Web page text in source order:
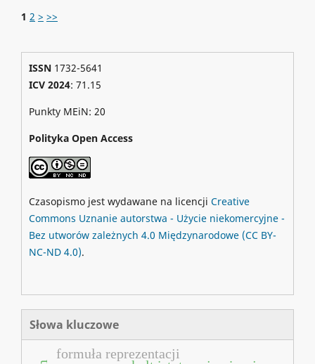
1 2 > >>
ISSN1732-5641
ICV 2024: 71.15
Punkty MEiN: 20
Polityka Open Access
Czasopismo jest wydawane na licencji Creative
Commons Uznanie autorstwa - Użycie niekomercyjne -
Bez utworów zależnych 4.0 Międzynarodowe (CC BY-
NC-ND 4.0).
Słowa kluczowe
formuła reprezentacji